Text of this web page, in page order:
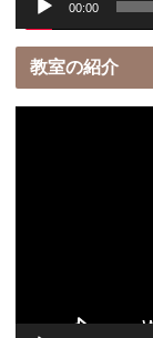
00:00
教室の紹介